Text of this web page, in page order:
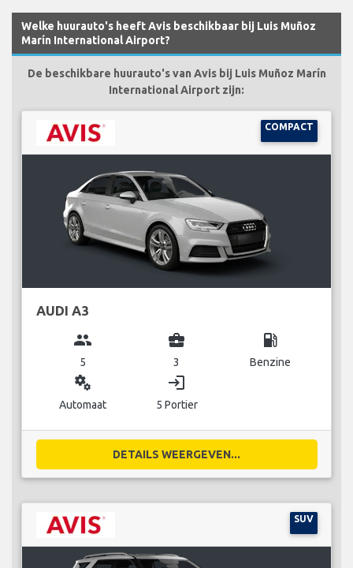
Welke huurauto's heeft Avis beschikbaar bij Luis Muñoz
Marín International Airport?
De beschikbare huurauto's van Avis bij Luis Muñoz Marín
International Airport zijn:
COMPACT
AUDI A3
group
5
business_center
3
local_gas_station
Benzine
miscellaneous_services
Automaat
login
5 Portier
DETAILS WEERGEVEN...
SUV